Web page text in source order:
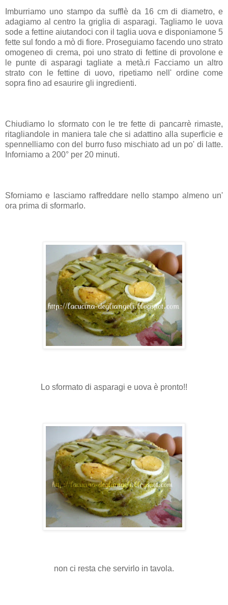
Imburriamo uno stampo da sufflè da 16 cm di diametro, e
adagiamo al centro la griglia di asparagi. Tagliamo le uova
sode a fettine aiutandoci con il taglia uova e disponiamone 5
fette sul fondo a mò di fiore. Proseguiamo facendo uno strato
omogeneo di crema, poi uno strato di fettine di provolone e
le punte di asparagi tagliate a metà.ri Facciamo un altro
strato con le fettine di uovo, ripetiamo nell' ordine come
sopra fino ad esaurire gli ingredienti.
Chiudiamo lo sformato con le tre fette di pancarrè rimaste,
ritagliandole in maniera tale che si adattino alla superficie e
spennelliamo con del burro fuso mischiato ad un po' di latte.
Inforniamo a 200° per 20 minuti.
Sforniamo e lasciamo raffreddare nello stampo almeno un'
ora prima di sformarlo.
Lo sformato di asparagi e uova è pronto!!
non ci resta che servirlo in tavola.